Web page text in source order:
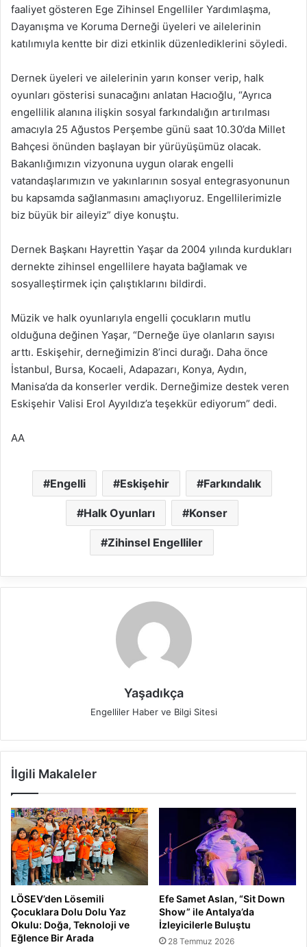
faaliyet gösteren Ege Zihinsel Engelliler Yardımlaşma,
Dayanışma ve Koruma Derneği üyeleri ve ailelerinin
katılımıyla kentte bir dizi etkinlik düzenlediklerini söyledi.
Dernek üyeleri ve ailelerinin yarın konser verip, halk
oyunları gösterisi sunacağını anlatan Hacıoğlu, “Ayrıca
engellilik alanına ilişkin sosyal farkındalığın artırılması
amacıyla 25 Ağustos Perşembe günü saat 10.30’da Millet
Bahçesi önünden başlayan bir yürüyüşümüz olacak.
Bakanlığımızın vizyonuna uygun olarak engelli
vatandaşlarımızın ve yakınlarının sosyal entegrasyonunun
bu kapsamda sağlanmasını amaçlıyoruz. Engellilerimizle
biz büyük bir aileyiz” diye konuştu.
Dernek Başkanı Hayrettin Yaşar da 2004 yılında kurdukları
dernekte zihinsel engellilere hayata bağlamak ve
sosyalleştirmek için çalıştıklarını bildirdi.
Müzik ve halk oyunlarıyla engelli çocukların mutlu
olduğuna değinen Yaşar, “Derneğe üye olanların sayısı
arttı. Eskişehir, derneğimizin 8’inci durağı. Daha önce
İstanbul, Bursa, Kocaeli, Adapazarı, Konya, Aydın,
Manisa’da da konserler verdik. Derneğimize destek veren
Eskişehir Valisi Erol Ayyıldız’a teşekkür ediyorum” dedi.
AA
Engelli Eskişehir Farkındalık
Halk Oyunları Konser
Zihinsel Engelliler
Yaşadıkça
Engelliler Haber ve Bilgi Sitesi
İlgili Makaleler
LÖSEV’den Lösemili
Çocuklara Dolu Dolu Yaz
Okulu: Doğa, Teknoloji ve
Eğlence Bir Arada
Efe Samet Aslan, “Sit Down
Show” ile Antalya’da
İzleyicilerle Buluştu
28 Temmuz 2026